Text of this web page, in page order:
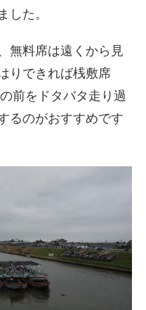
した。
無料席は遠くから見
りできれば桟敷席
前をドタバタ走り過
るのがおすすめです